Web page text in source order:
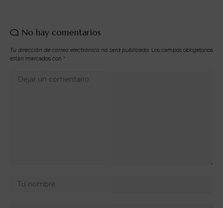
No hay comentarios
Tu dirección de correo electrónico no será publicada. Los campos obligatorios
están marcados con *